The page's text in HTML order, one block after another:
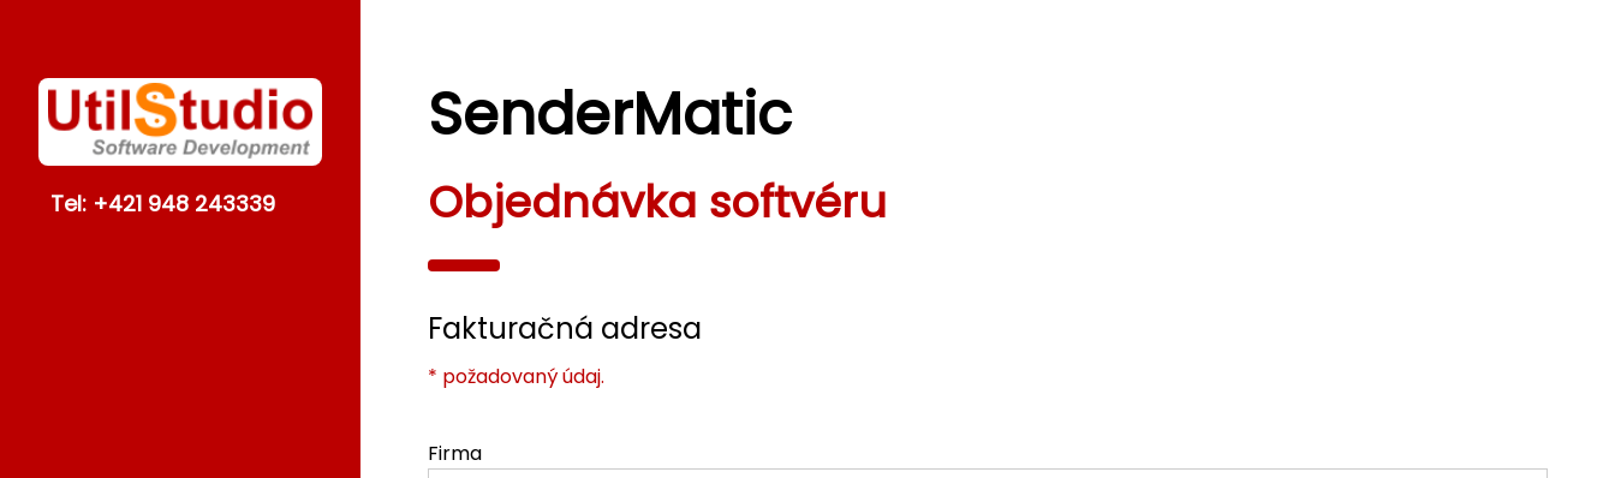
Tel: +421 948 243339
SenderMatic
Objednávka softvéru
Fakturačná adresa
* požadovaný údaj.
Firma